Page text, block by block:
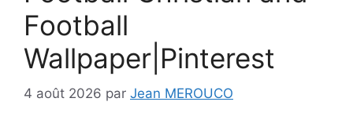
Football
Wallpaper|Pinterest
4 août 2026 par Jean MEROUCO